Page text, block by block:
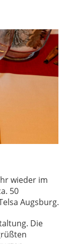
wieder im
50
Augsburg.
Die